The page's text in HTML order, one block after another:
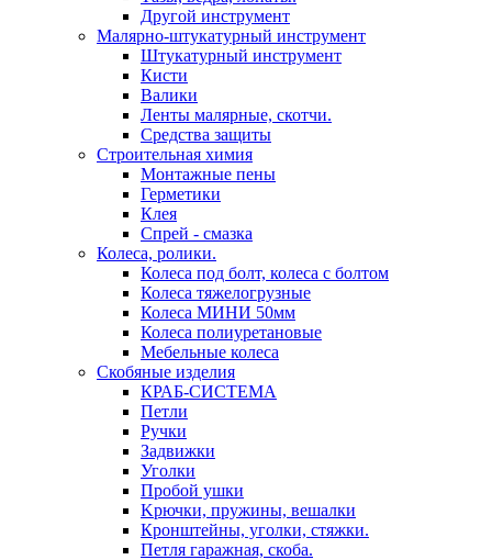
Другой инструмент
Малярно-штукатурный инструмент
Штукатурный инструмент
Кисти
Валики
Ленты малярные, скотчи.
Средства защиты
Строительная химия
Монтажные пены
Герметики
Клея
Спрей - смазка
Колеса, ролики.
Колеса под болт, колеса с болтом
Колеса тяжелогрузные
Колеса МИНИ 50мм
Колеса полиуретановые
Мебельные колеса
Скобяные изделия
КРАБ-СИСТЕМА
Петли
Ручки
Задвижки
Уголки
Пробой ушки
Kрючки, пружины, вешалки
Кронштейны, уголки, стяжки.
Петля гаражная, скоба.